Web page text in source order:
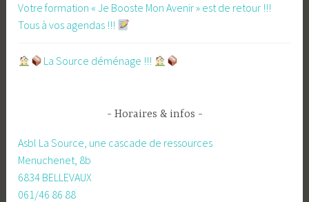
Votre formation « Je Booste Mon Avenir » est de retour !!!
Tous à vos agendas !!!
​La Source déménage !!!
Horaires & infos
Asbl La Source, une cascade de ressources
Menuchenet, 8b
6834 BELLEVAUX
061/46 86 88